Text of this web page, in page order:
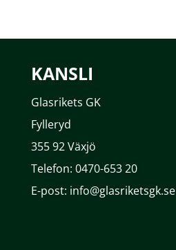
KANSLI
Glasrikets GK
Fylleryd
355 92 Växjö
Telefon: 0470-653 20
E-post: info@glasriketsgk.se